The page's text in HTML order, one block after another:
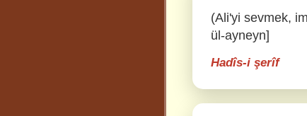
(Ali'yi sevmek,
ül-ayneyn]
Hadîs-i şerîf